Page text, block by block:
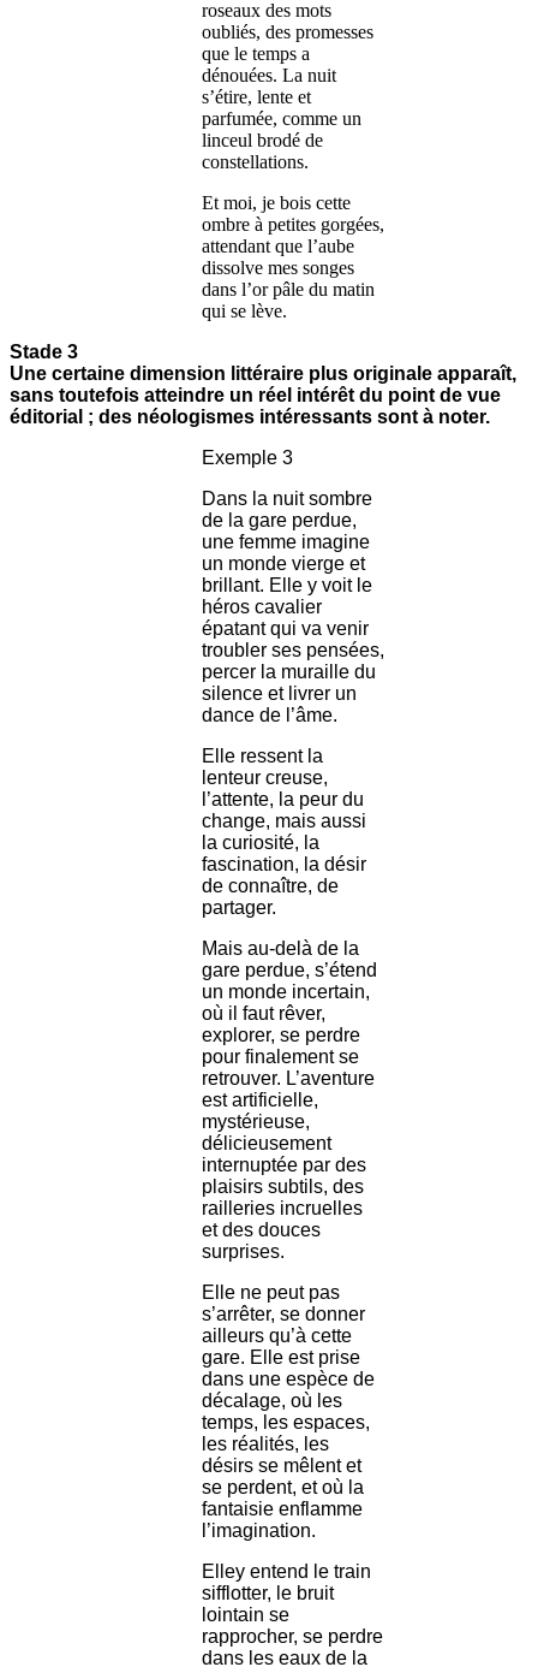
roseaux des mots
oubliés, des promesses
que le temps a
dénouées. La nuit
s’étire, lente et
parfumée, comme un
linceul brodé de
constellations.
Et moi, je bois cette
ombre à petites gorgées,
attendant que l’aube
dissolve mes songes
dans l’or pâle du matin
qui se lève.
Stade 3
Une certaine dimension littéraire plus originale apparaît,
sans toutefois atteindre un réel intérêt du point de vue
éditorial ; des néologismes intéressants sont à noter.
Exemple 3
Dans la nuit sombre
de la gare perdue,
une femme imagine
un monde vierge et
brillant. Elle y voit le
héros cavalier
épatant qui va venir
troubler ses pensées,
percer la muraille du
silence et livrer un
dance de l’âme.
Elle ressent la
lenteur creuse,
l’attente, la peur du
change, mais aussi
la curiosité, la
fascination, la désir
de connaître, de
partager.
Mais au-delà de la
gare perdue, s’étend
un monde incertain,
où il faut rêver,
explorer, se perdre
pour finalement se
retrouver. L’aventure
est artificielle,
mystérieuse,
délicieusement
internuptée par des
plaisirs subtils, des
railleries incruelles
et des douces
surprises.
Elle ne peut pas
s’arrêter, se donner
ailleurs qu’à cette
gare. Elle est prise
dans une espèce de
décalage, où les
temps, les espaces,
les réalités, les
désirs se mêlent et
se perdent, et où la
fantaisie enflamme
l’imagination.
Elley entend le train
sifflotter, le bruit
lointain se
rapprocher, se perdre
dans les eaux de la